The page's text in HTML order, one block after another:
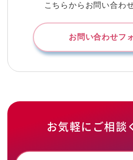
こちらからお問い合わ
お問い合わせフ
お気軽にご相談